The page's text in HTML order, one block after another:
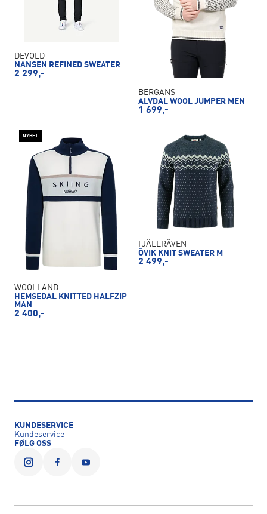
DEVOLD
NANSEN REFINED SWEATER
2 299,-
BERGANS
ALVDAL WOOL JUMPER MEN
1 699,-
NYHET
WOOLLAND
HEMSEDAL KNITTED HALFZIP
MAN
2 400,-
FJÄLLRÄVEN
ÖVIK KNIT SWEATER M
2 499,-
KUNDESERVICE
Kundeservice
FØLG OSS